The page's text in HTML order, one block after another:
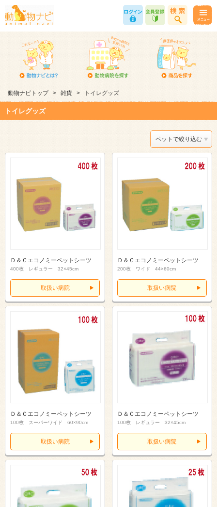
動物ナビトップ > 雑貨 > トイレグッズ
トイレグッズ
ペットで絞り込む
Ｄ＆Ｃエコノミーペットシーツ
400枚 レギュラー 32×45cm
取扱い病院
Ｄ＆Ｃエコノミーペットシーツ
200枚 ワイド 44×60cm
取扱い病院
Ｄ＆Ｃエコノミーペットシーツ
100枚 スーパーワイド 60×90cm
取扱い病院
Ｄ＆Ｃエコノミーペットシーツ
100枚 レギュラー 32×45cm
取扱い病院